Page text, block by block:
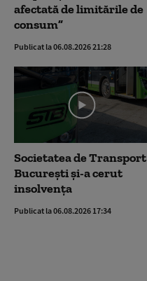
afectată de limitările de
consum”
Publicat la 06.08.2026 21:28
Societatea de Transport
București și-a cerut
insolvența
Publicat la 06.08.2026 17:34